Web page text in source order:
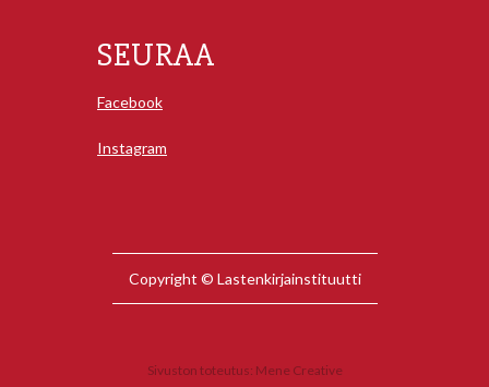
SEURAA
Facebook
Instagram
Copyright © Lastenkirjainstituutti
Sivuston toteutus: Mene Creative